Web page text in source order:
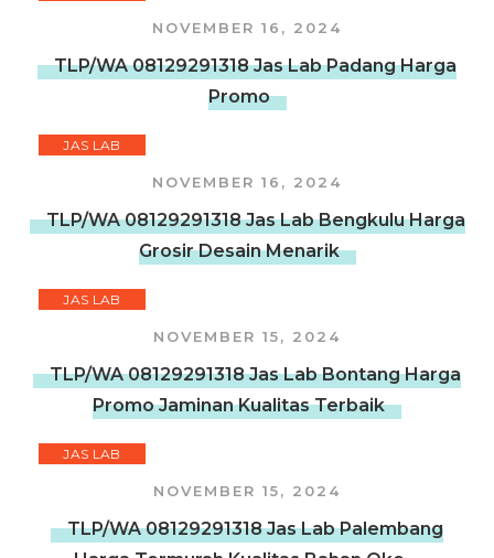
NOVEMBER 16, 2024
TLP/WA 08129291318 Jas Lab Padang Harga
Promo
JAS LAB
NOVEMBER 16, 2024
TLP/WA 08129291318 Jas Lab Bengkulu Harga
Grosir Desain Menarik
JAS LAB
NOVEMBER 15, 2024
TLP/WA 08129291318 Jas Lab Bontang Harga
Promo Jaminan Kualitas Terbaik
JAS LAB
NOVEMBER 15, 2024
TLP/WA 08129291318 Jas Lab Palembang